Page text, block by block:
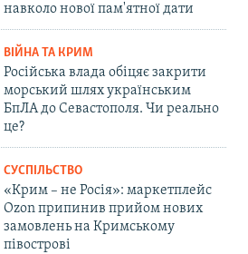
навколо нової пам'ятної дати
ВІЙНА ТА КРИМ
Російська влада обіцяє закрити
морський шлях українським
БпЛА до Севастополя. Чи реально
це?
СУСПІЛЬСТВО
«Крим – не Росія»: маркетплейс
Ozon припинив прийом нових
замовлень на Кримському
півострові